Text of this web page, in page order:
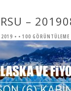
–
• • 100 GÖRÜNTÜLEME